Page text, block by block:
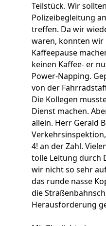
Teilstück. Wir
Polizeibegleitung
treffen. Da wir
waren, konnten wir
Kaffeepause
keinen Kaffee- er
Power-Napping.
von der
Die Kollegen
Dienst machen.
allein. Herr Gerald
4! an der Zahl.
tolle Leitung durch
wir nicht so sehr
das runde nasse
die
Herausforderung